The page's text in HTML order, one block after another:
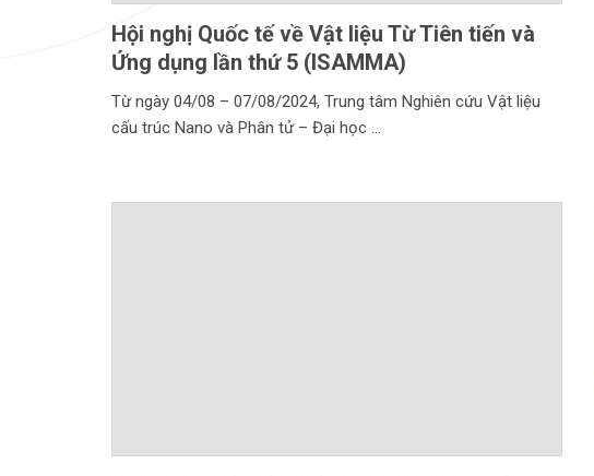
Hội nghị Quốc tế về Vật liệu Từ Tiên tiến và
Ứng dụng lần thứ 5 (ISAMMA)
Từ ngày 04/08 – 07/08/2024, Trung tâm Nghiên cứu Vật liệu
cấu trúc Nano và Phân tử – Đại học